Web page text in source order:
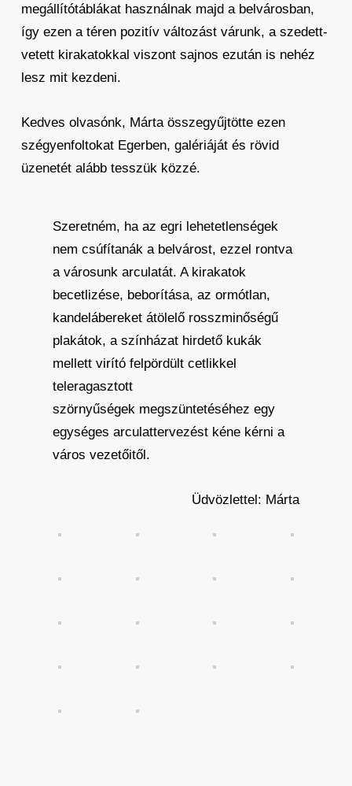
megállítótáblákat használnak majd a belvárosban,
így ezen a téren pozitív változást várunk, a szedett-
vetett kirakatokkal viszont sajnos ezután is nehéz
lesz mit kezdeni.
Kedves olvasónk, Márta összegyűjtötte ezen
szégyenfoltokat Egerben, galériáját és rövid
üzenetét alább tesszük közzé.
Szeretném, ha az egri lehetetlenségek
nem csúfítanák a belvárost, ezzel rontva
a városunk arculatát. A kirakatok
becetlizése, beborítása, az ormótlan,
kandelábereket átölelő rosszminőségű
plakátok, a színházat hirdető kukák
mellett virító felpördült cetlikkel
teleragasztott
szörnyűségek megszüntetéséhez egy
egységes arculattervezést kéne kérni a
város vezetőitől.
Üdvözlettel: Márta